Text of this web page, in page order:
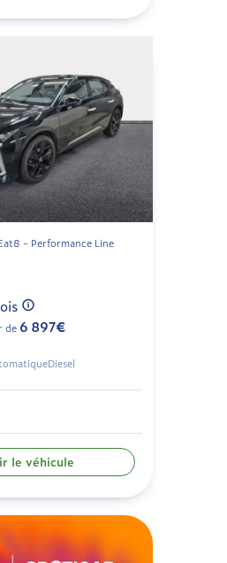
- Performance Line
de 6 897€
Diesel
le véhicule